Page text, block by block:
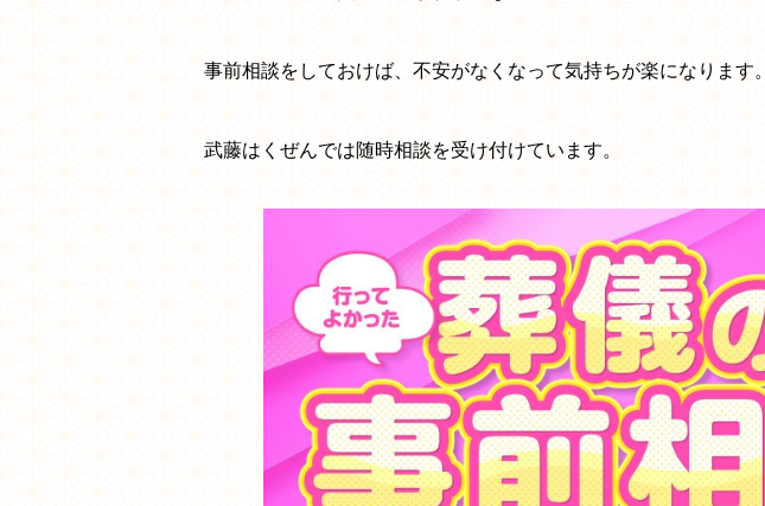
事前相談をしておけば、不安がなくなって気持ちが楽になります。
武藤はくぜんでは随時相談を受け付けています。